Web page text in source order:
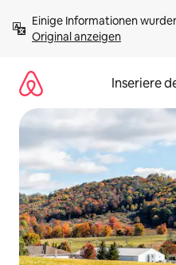
Inhalten
springenOriginal anzeigen
Inseriere